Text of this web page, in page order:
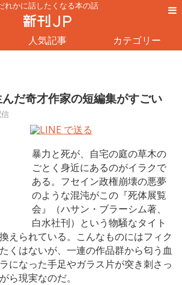
れかに話したくなる本の話
人気記事 カテゴリー
だ奇才作家の短編集がすごい
暴力と死が、自宅の庭の草木の
ごとく身近にあるのがイラクで
ある。フセイン政権崩壊の悪夢
のような混沌がこの『死体展覧
会』（ハサン・ブラーシム著、
白水社刊）という物騒なタイト
えられている。こんなものにはフィク
くはないが、一連の作品群から匂う血
になった手足やガラス片が突き刺さっ
ら現実なのだ。